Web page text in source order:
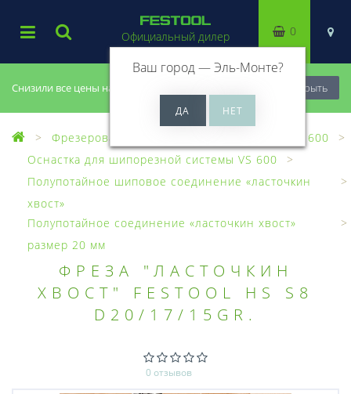
Снизили все цены на 20%, успей купить! Закрыть
Официальный дилер
Ваш город —Эль-Монте?
0
Фрезерование
Шипорезная система VS 600
Оснастка для шипорезной системы VS 600
Полупотайное шиповое соединение «ласточкин
хвост»
Полупотайное соединение «ласточкин хвост»
размер 20 мм
ФРЕЗА "ЛАСТОЧКИН
ХВОСТ" FESTOOL HS S8
D20/17/15GR.
0 отзывов